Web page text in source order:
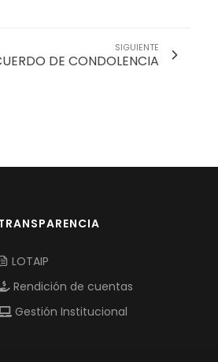
SIGUIENTE
DE CONDOLENCIA
LOTAIP
Rendición de cuentas
Gestión Institucional